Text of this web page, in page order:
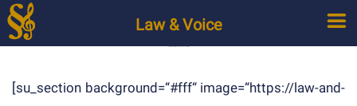
[su_section background=“#fff“ image=“https://law-and-
Law & Voice